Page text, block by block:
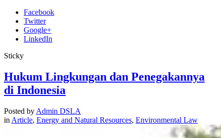
Facebook
Twitter
Google+
LinkedIn
Sticky
Hukum Lingkungan dan Penegakannya
di Indonesia
Posted by Admin DSLA
in Article, Energy and Natural Resources, Environmental Law